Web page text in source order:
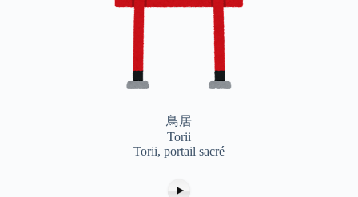
鳥居
Torii
Torii, portail sacré